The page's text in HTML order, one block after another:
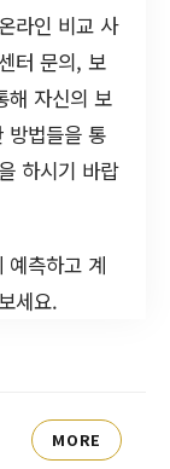
라인 비교 사
터 문의, 보
해 자신의 보
방법들을 통
하시기 바랍
예측하고 계
세요.
MORE